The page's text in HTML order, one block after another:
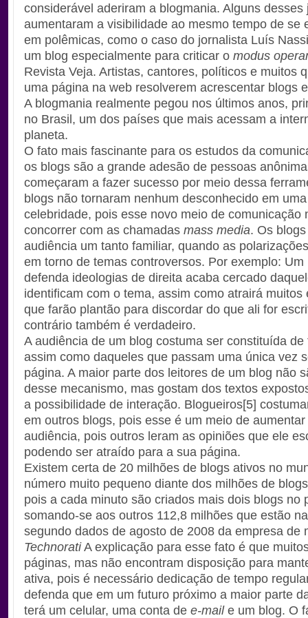
considerável aderiram a blogmania. Alguns desses
aumentaram a visibilidade ao mesmo tempo de se
em polêmicas, como o caso do jornalista Luís
um blog especialmente para criticar o modus
Revista Veja. Artistas, cantores, políticos e muitos
uma página na web resolverem acrescentar blogs
A blogmania realmente pegou nos últimos anos,
no Brasil, um dos países que mais acessam a
planeta.
O fato mais fascinante para os estudos da
os blogs são a grande adesão de pessoas
começaram a fazer sucesso por meio dessa
blogs não tornaram nenhum desconhecido em
celebridade, pois esse novo meio de comunicação
concorrer com as chamadas mass media. Os
audiência um tanto familiar, quando as
em torno de temas controversos. Por exemplo: Um
defenda ideologias de direita acaba cercado
identificam com o tema, assim como atrairá muitos
que farão plantão para discordar do que ali for
contrário também é verdadeiro.
A audiência de um blog costuma ser constituída de
assim como daqueles que passam uma única vez
página. A maior parte dos leitores de um blog não
desse mecanismo, mas gostam dos textos
a possibilidade de interação. Blogueiros[5]
em outros blogs, pois esse é um meio de aumentar
audiência, pois outros leram as opiniões que ele
podendo ser atraído para a sua página.
Existem certa de 20 milhões de blogs ativos no
número muito pequeno diante dos milhões de
pois a cada minuto são criados mais dois blogs no
somando-se aos outros 112,8 milhões que estão
segundo dados de agosto de 2008 da empresa de
TechnoratiA explicação para esse fato é que
páginas, mas não encontram disposição para
ativa, pois é necessário dedicação de tempo
defenda que em um futuro próximo a maior parte
terá um celular, uma conta de e-maile um blog. O